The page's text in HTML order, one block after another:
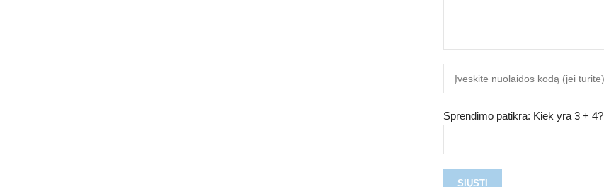
Sprendimo patikra: Kiek yra 3 + 4?